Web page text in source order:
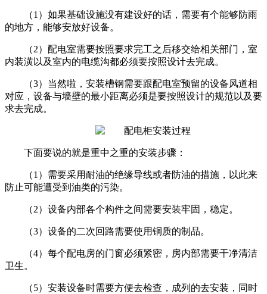
（1）如果基础设施没有建设好的话，需要有个能够防雨
的地方，能够安放好设备。
（2）配电室需要按照要求完工之后移交给相关部门，室
内装潢以及室内的电缆沟都必须要按照设计去完成。
（3）当然啦，安装槽钢需要跟配电室预留的设备风道相
对应，设备与墙壁的最小距离必须是要按照设计的规范以及要
求去完成。
下面要说的就是重中之重的安装步骤：
（1）需要采用耐油的绝缘导线或者防油的措施，以此来
防止可能遭受到油类的污染。
（2）设备内部各个构件之间需要安装牢固，稳定。
（3）设备的二次回路需要使用铜质的制品。
（4）每个配电房的门窗必须紧密，房内部需要干净清洁
卫生。
（5）安装设备时需要方便去检查，成列的去安装，同时